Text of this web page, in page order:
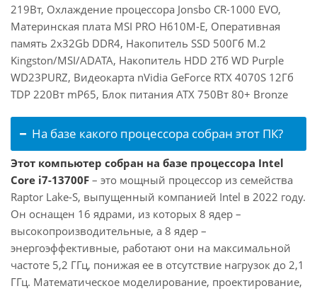
219Вт, Охлаждение процессора Jonsbo CR-1000 EVO,
Материнская плата MSI PRO H610M-E, Оперативная
память 2x32Gb DDR4, Накопитель SSD 500Гб M.2
Kingston/MSI/ADATA, Накопитель HDD 2Тб WD Purple
WD23PURZ, Видеокарта nVidia GeForce RTX 4070S 12Гб
TDP 220Вт mP65, Блок питания ATX 750Вт 80+ Bronze
На базе какого процессора собран этот ПК?
Этот компьютер собран на базе процессора Intel
Core i7-13700F – это мощный процессор из семейства
Raptor Lake-S, выпущенный компанией Intel в 2022 году.
Он оснащен 16 ядрами, из которых 8 ядер –
высокопроизводительные, а 8 ядер –
энергоэффективные, работают они на максимальной
частоте 5,2 ГГц, понижая ее в отсутствие нагрузок до 2,1
ГГц. Математическое моделирование, проектирование,